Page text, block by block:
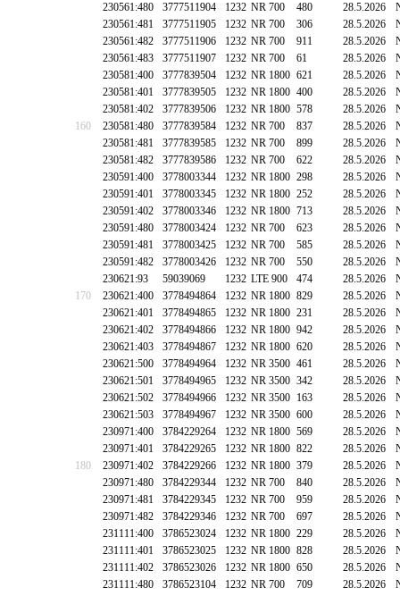
230561:480
3777511904 1232 NR 700 480 28.5.2026
230561:481
3777511905 1232 NR 700 306 28.5.2026
230561:482
3777511906 1232 NR 700 911 28.5.2026
230561:483
3777511907 1232 NR 700 61 28.5.2026
230581:400
3777839504 1232 NR 1800 621 28.5.2026
230581:401
3777839505 1232 NR 1800 400 28.5.2026
230581:402
3777839506 1232 NR 1800 578 28.5.2026
160
230581:480 3777839584 1232 NR 700 837 28.5.2026
230581:481
3777839585 1232 NR 700 899 28.5.2026
230581:482
3777839586 1232 NR 700 622 28.5.2026
230591:400
3778003344 1232 NR 1800 298 28.5.2026
230591:401
3778003345 1232 NR 1800 252 28.5.2026
230591:402
3778003346 1232 NR 1800 713 28.5.2026
230591:480
3778003424 1232 NR 700 623 28.5.2026
230591:481
3778003425 1232 NR 700 585 28.5.2026
230591:482
3778003426 1232 NR 700 550 28.5.2026
230621:93
59039069 1232 LTE 900 474 28.5.2026
170
230621:400 3778494864 1232 NR 1800 829 28.5.2026
230621:401
3778494865 1232 NR 1800 231 28.5.2026
230621:402
3778494866 1232 NR 1800 942 28.5.2026
230621:403
3778494867 1232 NR 1800 620 28.5.2026
230621:500
3778494964 1232 NR 3500 461 28.5.2026
230621:501
3778494965 1232 NR 3500 342 28.5.2026
230621:502
3778494966 1232 NR 3500 163 28.5.2026
230621:503
3778494967 1232 NR 3500 600 28.5.2026
230971:400
3784229264 1232 NR 1800 569 28.5.2026
230971:401
3784229265 1232 NR 1800 822 28.5.2026
180
230971:402 3784229266 1232 NR 1800 379 28.5.2026
230971:480
3784229344 1232 NR 700 840 28.5.2026
230971:481
3784229345 1232 NR 700 959 28.5.2026
230971:482
3784229346 1232 NR 700 697 28.5.2026
231111:400
3786523024 1232 NR 1800 229 28.5.2026
231111:401
3786523025 1232 NR 1800 828 28.5.2026
231111:402
3786523026 1232 NR 1800 650 28.5.2026
231111:480
3786523104 1232 NR 700 709 28.5.2026